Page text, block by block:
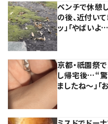
ベンチで休憩
の後、近付い
ッ」「やばいよ…
京都・祇園祭
し帰宅後…“驚
ましたね～」「